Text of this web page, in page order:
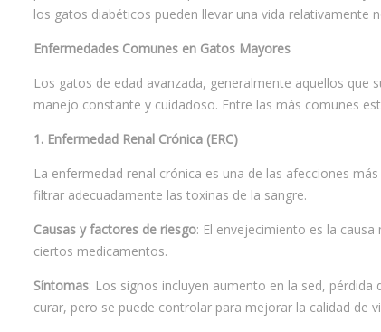
los gatos diabéticos pueden llevar una vida relativamente
Enfermedades Comunes en Gatos Mayores
Los gatos de edad avanzada, generalmente aquellos que
manejo constante y cuidadoso. Entre las más comunes
1. Enfermedad Renal Crónica (ERC)
La enfermedad renal crónica es una de las afecciones
filtrar adecuadamente las toxinas de la sangre.
Causas y factores de riesgo: El envejecimiento es la
ciertos medicamentos.
Síntomas: Los signos incluyen aumento en la sed,
curar, pero se puede controlar para mejorar la calidad de